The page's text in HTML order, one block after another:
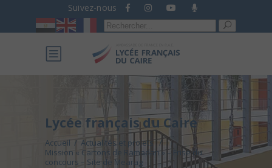
Suivez-nous
Recherche
pour :
Lycée français du Caire
Accueil / Actualités et projets
/
Mission « Cartons de Ramadan » – Frise du
concours – Site de Mearag